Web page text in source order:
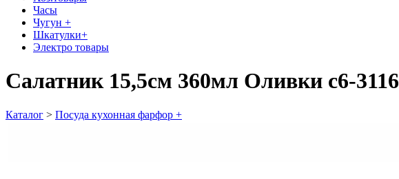
Часы
Чугун +
Шкатулки+
Электро товары
Салатник 15,5см 360мл Оливки с6-3116
Каталог > Посуда кухонная фарфор +